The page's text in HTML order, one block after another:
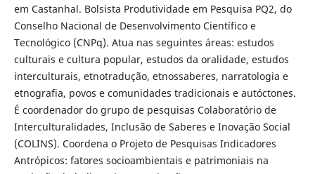
em Castanhal. Bolsista Produtividade em Pesquisa PQ2, do
Conselho Nacional de Desenvolvimento Científico e
Tecnológico (CNPq). Atua nas seguintes áreas: estudos
culturais e cultura popular, estudos da oralidade, estudos
interculturais, etnotradução, etnossaberes, narratologia e
etnografia, povos e comunidades tradicionais e autóctones.
É coordenador do grupo de pesquisas Colaboratório de
Interculturalidades, Inclusão de Saberes e Inovação Social
(COLINS). Coordena o Projeto de Pesquisas Indicadores
Antrópicos: fatores socioambientais e patrimoniais na